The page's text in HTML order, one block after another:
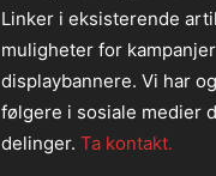
Linker i eksisterende
muligheter for
displaybannere. Vi har
følgere i sosiale medier
delinger. Ta kontakt.